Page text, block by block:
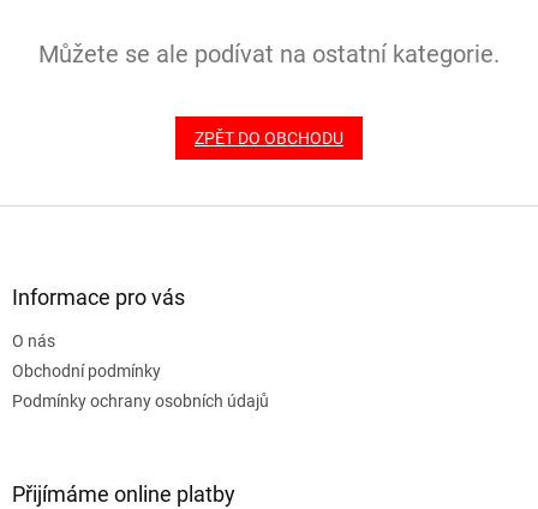
Můžete se ale podívat na ostatní kategorie.
ZPĚT DO OBCHODU
Informace pro vás
O nás
Obchodní podmínky
Podmínky ochrany osobních údajů
Přijímáme online platby